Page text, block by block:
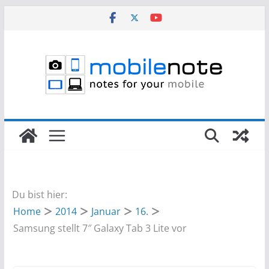
Du bist hier:
Home
2014 Januar
16.
Samsung stellt 7″ Galaxy Tab 3 Lite vor